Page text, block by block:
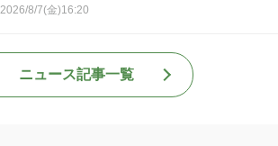
2026/8/7(金)16:20
ニュース記事一覧